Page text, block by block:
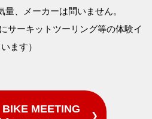
、メーカーは問いません。
サーキットツーリング等の体験イ
ます）
MEETING